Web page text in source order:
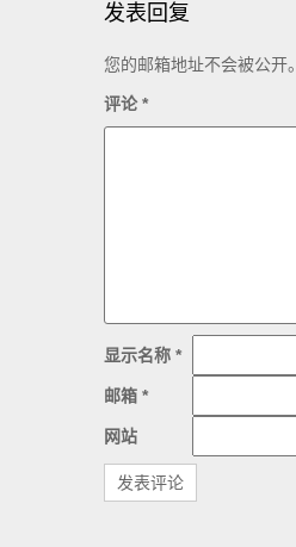
发表回复
您的邮箱地址不会被公开。
评论*
显示名称 *
邮箱 *
网站